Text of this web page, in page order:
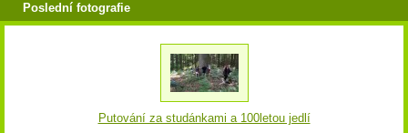
Poslední fotografie
Putování za studánkami a 100letou jedlí